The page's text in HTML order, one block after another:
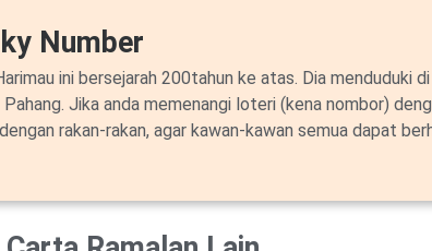
Number
ini bersejarah 200tahun ke atas. Dia menduduki
Jika anda memenangi loteri (kena nombor)
rakan-rakan, agar kawan-kawan semua dapat